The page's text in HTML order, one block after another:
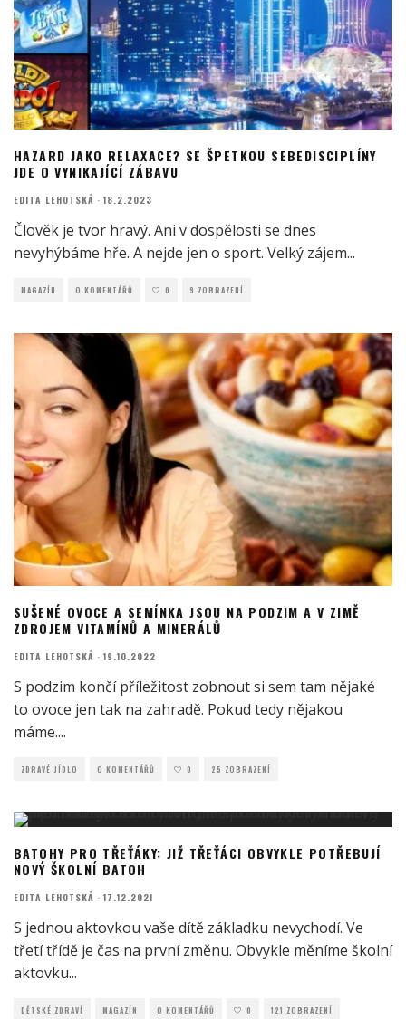
HAZARD JAKO RELAXACE? SE ŠPETKOU SEBEDISCIPLÍNY
JDE O VYNIKAJÍCÍ ZÁBAVU
EDITA LEHOTSKÁ · 18.2.2023
Člověk je tvor hravý. Ani v dospělosti se dnes
nevyhýbáme hře. A nejde jen o sport. Velký zájem...
MAGAZÍN O KOMENTÁŘŮ 0 9 ZOBRAZENÍ
SUŠENÉ OVOCE A SEMÍNKA JSOU NA PODZIM A V ZIMĚ
ZDROJEM VITAMÍNŮ A MINERÁLŮ
EDITA LEHOTSKÁ · 19.10.2022
S podzim končí příležitost zobnout si sem tam nějaké
to ovoce jen tak na zahradě. Pokud tedy nějakou
máme....
ZDRAVÉ JÍDLO O KOMENTÁŘŮ 0 25 ZOBRAZENÍ
BATOHY PRO TŘEŤÁKY: JIŽ TŘEŤÁCI OBVYKLE POTŘEBUJÍ
NOVÝ ŠKOLNÍ BATOH
EDITA LEHOTSKÁ · 17.12.2021
S jednou aktovkou vaše dítě základku nevychodí. Ve
třetí třídě je čas na první změnu. Obvykle měníme školní
aktovku...
DĚTSKÉ ZDRAVÍ MAGAZÍN O KOMENTÁŘŮ 0 121 ZOBRAZENÍ